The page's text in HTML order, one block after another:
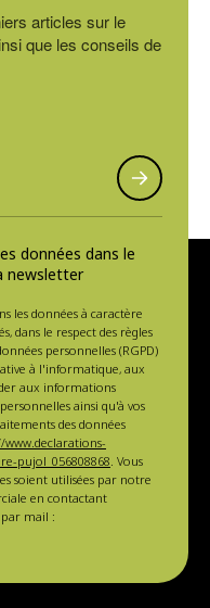
articles sur le
que les conseils de
données dans le
newsletter
les données à caractère
dans le respect des règles
personnelles (RGPD)
à l'informatique, aux
aux informations
ainsi qu'à vos
des données
www.declarations-
pujol_056808868. Vous
soient utilisées par notre
en contactant
mail :